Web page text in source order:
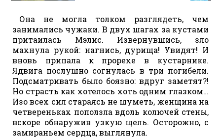
Она не могла толком разглядеть, чем
занимались чужаки. В двух шагах за кустами
притаилась Мэлис. Извернувшись, зло
махнула рукой: нагнись, дурища! Увидят! И
вновь припала к прорехе в кустарнике.
Ядвига послушно согнулась в три погибели.
Подсматривать было боязно: вдруг заметят?!
Но страсть как хотелось хоть одним глазком…
Изо всех сил стараясь не шуметь, женщина на
четвереньках поползла вдоль колючей стены,
вскоре обнаружив узкую щель. Осторожно, с
замираньем сердца, выглянула.